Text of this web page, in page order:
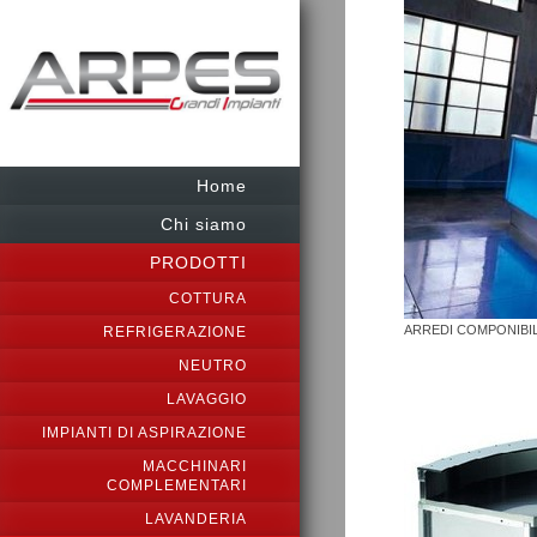
Home
Chi siamo
PRODOTTI
COTTURA
REFRIGERAZIONE
NEUTRO
LAVAGGIO
IMPIANTI DI ASPIRAZIONE
MACCHINARI
COMPLEMENTARI
LAVANDERIA
ARREDI